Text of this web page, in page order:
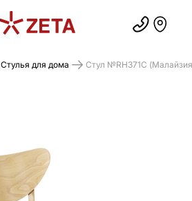
Стулья для дома Стул №RH371C